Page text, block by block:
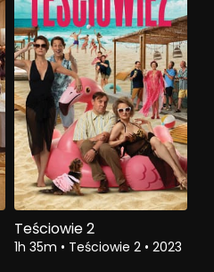
Teściowie 2
1h 35m • Teściowie 2 • 2023